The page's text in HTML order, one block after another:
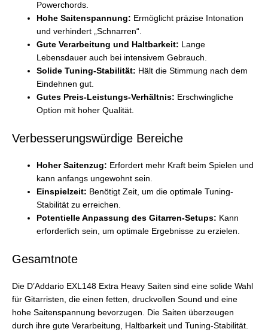
Powerchords.
Hohe Saitenspannung: Ermöglicht präzise Intonation
und verhindert „Schnarren“.
Gute Verarbeitung und Haltbarkeit: Lange
Lebensdauer auch bei intensivem Gebrauch.
Solide Tuning-Stabilität: Hält die Stimmung nach dem
Eindehnen gut.
Gutes Preis-Leistungs-Verhältnis: Erschwingliche
Option mit hoher Qualität.
Verbesserungswürdige Bereiche
Hoher Saitenzug: Erfordert mehr Kraft beim Spielen und
kann anfangs ungewohnt sein.
Einspielzeit: Benötigt Zeit, um die optimale Tuning-
Stabilität zu erreichen.
Potentielle Anpassung des Gitarren-Setups: Kann
erforderlich sein, um optimale Ergebnisse zu erzielen.
Gesamtnote
Die D’Addario EXL148 Extra Heavy Saiten sind eine solide Wahl
für Gitarristen, die einen fetten, druckvollen Sound und eine
hohe Saitenspannung bevorzugen. Die Saiten überzeugen
durch ihre gute Verarbeitung, Haltbarkeit und Tuning-Stabilität.